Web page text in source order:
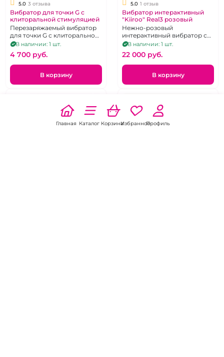
5.0 3 отзыва
Вибратор для точки G с
клиторальной стимуляцией
Перезаряжаемый вибратор
для точки G с клиторальной
стимуляцией и удобной,
кольцеобразной ручкой.
В наличии: 1 шт.
4 700 pуб.
В корзину
5.0 1 отзыв
Вибратор интерактивный
"Kiiroo" Real3 розовый
Нежно-розовый
интерактивный вибратор с
возможностью подключения
к мастурбатору.
В наличии: 1 шт.
22 000 pуб.
В корзину
Главная Каталог КорзинаИзбранноеПрофиль